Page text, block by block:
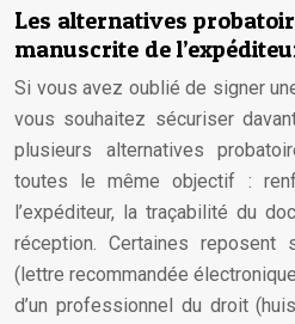
Les alternatives
manuscrite de
Si vous avez oublié de signer
vous souhaitez sécuriser
plusieurs alternatives
toutes le même objectif :
l’expéditeur, la traçabilité du
réception. Certaines reposent
(lettre recommandée
d’un professionnel du droit